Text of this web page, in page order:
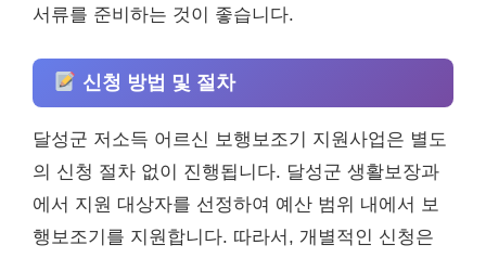
서류를 준비하는 것이 좋습니다.
신청 방법 및 절차
달성군 저소득 어르신 보행보조기 지원사업은 별도
의 신청 절차 없이 진행됩니다. 달성군 생활보장과
에서 지원 대상자를 선정하여 예산 범위 내에서 보
행보조기를 지원합니다. 따라서, 개별적인 신청은